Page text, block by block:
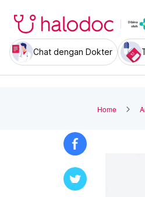
Chat dengan Dokter
Home